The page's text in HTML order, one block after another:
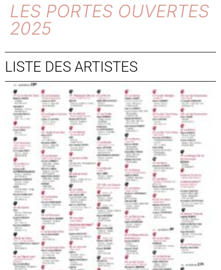
LES PORTES OUVERTES
2025
LISTE DES ARTISTES